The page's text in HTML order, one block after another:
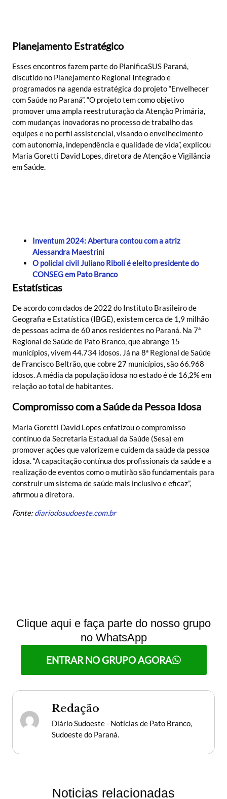
Planejamento Estratégico
Esses encontros fazem parte do PlanificaSUS Paraná,
discutido no Planejamento Regional Integrado e
programados na agenda estratégica do projeto “Envelhecer
com Saúde no Paraná”. “O projeto tem como objetivo
promover uma ampla reestruturação da Atenção Primária,
com mudanças inovadoras no processo de trabalho das
equipes e no perfil assistencial, visando o envelhecimento
com autonomia, independência e qualidade de vida”, explicou
Maria Goretti David Lopes, diretora de Atenção e Vigilância
em Saúde.
Inventum 2024: Abertura contou com a atriz
Alessandra Maestrini
O policial civil Juliano Riboli é eleito presidente do
CONSEG em Pato Branco
Estatísticas
De acordo com dados de 2022 do Instituto Brasileiro de
Geografia e Estatística (IBGE), existem cerca de 1,9 milhão
de pessoas acima de 60 anos residentes no Paraná. Na 7ª
Regional de Saúde de Pato Branco, que abrange 15
municípios, vivem 44.734 idosos. Já na 8ª Regional de Saúde
de Francisco Beltrão, que cobre 27 municípios, são 66.968
idosos. A média da população idosa no estado é de 16,2% em
relação ao total de habitantes.
Compromisso com a Saúde da Pessoa Idosa
Maria Goretti David Lopes enfatizou o compromisso
contínuo da Secretaria Estadual da Saúde (Sesa) em
promover ações que valorizem e cuidem da saúde da pessoa
idosa. “A capacitação contínua dos profissionais da saúde e a
realização de eventos como o mutirão são fundamentais para
construir um sistema de saúde mais inclusivo e eficaz”,
afirmou a diretora.
Fonte:diariodosudoeste.com.br
Clique aqui e faça parte do nosso grupo
no WhatsApp
ENTRAR NO GRUPO AGORA
Redação
Diário Sudoeste - Notícias de Pato Branco,
Sudoeste do Paraná.
Noticias relacionadas